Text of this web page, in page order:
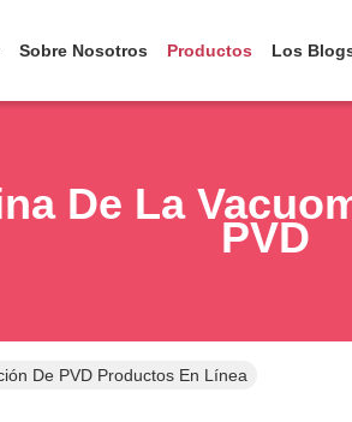
Sobre Nosotros Productos Los
De La
PVD
De PVD Productos En Línea